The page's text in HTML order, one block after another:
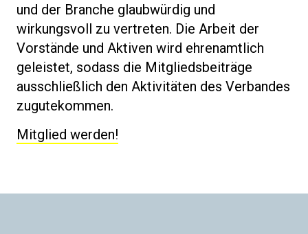
und der Branche glaubwürdig und
wirkungsvoll zu vertreten. Die Arbeit der
Vorstände und Aktiven wird ehrenamtlich
geleistet, sodass die Mitgliedsbeiträge
ausschließlich den Aktivitäten des Verbandes
zugutekommen.
Mitglied werden!